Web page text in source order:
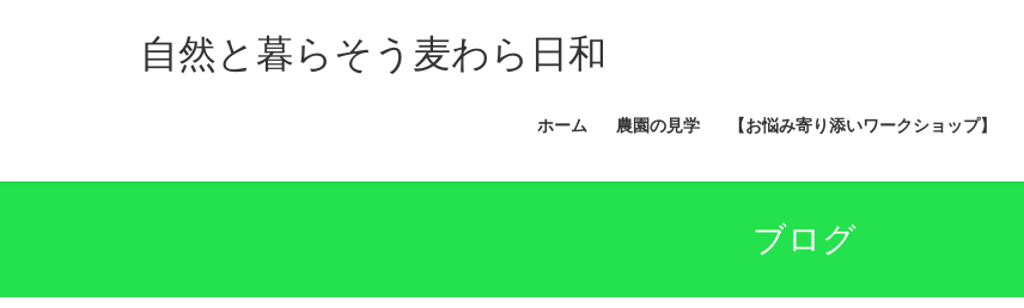
ス
ン
自然と暮らそう麦わら日和
ホーム 農園の見学 【お悩み寄り添いワークショップ】
ブログ